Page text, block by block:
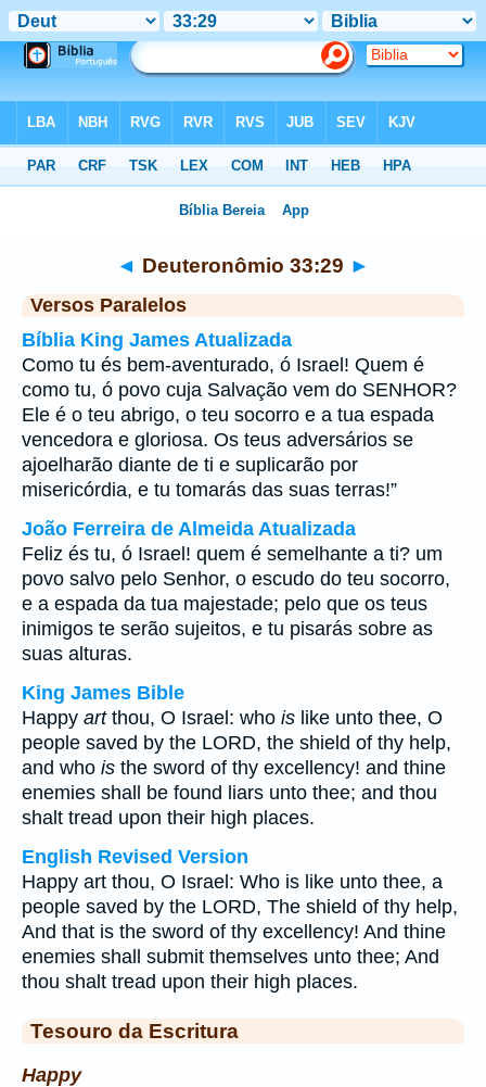
◄ Deuteronômio 33:29 ►
Versos Paralelos
Bíblia King James Atualizada
Como tu és bem-aventurado, ó Israel! Quem é
como tu, ó povo cuja Salvação vem do SENHOR?
Ele é o teu abrigo, o teu socorro e a tua espada
vencedora e gloriosa. Os teus adversários se
ajoelharão diante de ti e suplicarão por
misericórdia, e tu tomarás das suas terras!”
João Ferreira de Almeida Atualizada
Feliz és tu, ó Israel! quem é semelhante a ti? um
povo salvo pelo Senhor, o escudo do teu socorro,
e a espada da tua majestade; pelo que os teus
inimigos te serão sujeitos, e tu pisarás sobre as
suas alturas.
King James Bible
Happy artthou, O Israel: who is like unto thee, O
people saved by the LORD, the shield of thy help,
and who is the sword of thy excellency! and thine
enemies shall be found liars unto thee; and thou
shalt tread upon their high places.
English Revised Version
Happy art thou, O Israel: Who is like unto thee, a
people saved by the LORD, The shield of thy help,
And that is the sword of thy excellency! And thine
enemies shall submit themselves unto thee; And
thou shalt tread upon their high places.
Tesouro da Escritura
Happy